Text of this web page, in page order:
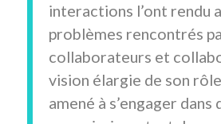
interactions l’ont rendu
problèmes rencontrés
collaborateurs et
vision élargie de son rôle
amené à s’engager dans